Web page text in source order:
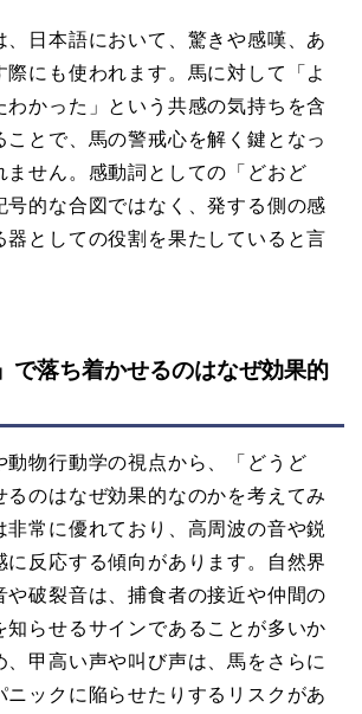
、日本語において、驚きや感嘆、あ
際にも使われます。馬に対して「よ
わかった」という共感の気持ちを含
ことで、馬の警戒心を解く鍵となっ
ません。感動詞としての「どおど
号的な合図ではなく、発する側の感
器としての役割を果たしていると言
で落ち着かせるのはなぜ効果的
動物行動学の視点から、「どうど
るのはなぜ効果的なのかを考えてみ
非常に優れており、高周波の音や鋭
に反応する傾向があります。自然界
や破裂音は、捕食者の接近や仲間の
知らせるサインであることが多いか
、甲高い声や叫び声は、馬をさらに
ニックに陥らせたりするリスクがあ